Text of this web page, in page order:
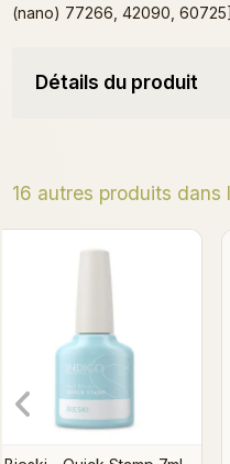
(nano) 77266, 42090, 60725]
Détails du produit
16 autres produits dans
Bientôt en stock